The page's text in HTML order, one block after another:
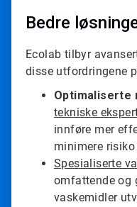
Bedre
Ecolab tilbyr
disse utfordringene
Optimaliserte
tekniske
innføre mer
minimere
Spesialiserte
omfattende og
vaskemidler